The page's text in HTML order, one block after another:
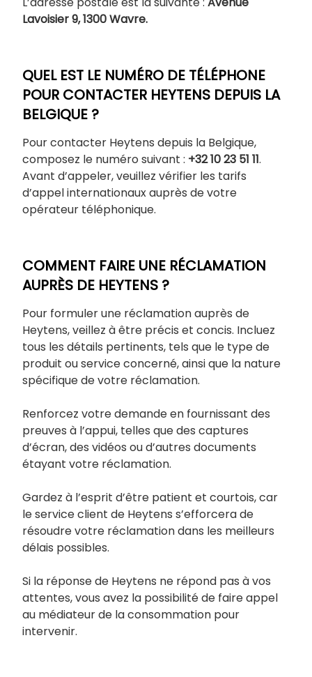
Lavoisier 9, 1300 Wavre.
QUEL EST LE NUMÉRO DE TÉLÉPHONE
POUR CONTACTER HEYTENS DEPUIS LA
BELGIQUE ?
Pour contacter Heytens depuis la Belgique,
composez le numéro suivant : +32 10 23 51 11.
Avant d’appeler, veuillez vérifier les tarifs
d’appel internationaux auprès de votre
opérateur téléphonique.
COMMENT FAIRE UNE RÉCLAMATION
AUPRÈS DE HEYTENS ?
Pour formuler une réclamation auprès de
Heytens, veillez à être précis et concis. Incluez
tous les détails pertinents, tels que le type de
produit ou service concerné, ainsi que la nature
spécifique de votre réclamation.
Renforcez votre demande en fournissant des
preuves à l’appui, telles que des captures
d’écran, des vidéos ou d’autres documents
étayant votre réclamation.
Gardez à l’esprit d’être patient et courtois, car
le service client de Heytens s’efforcera de
résoudre votre réclamation dans les meilleurs
délais possibles.
Si la réponse de Heytens ne répond pas à vos
attentes, vous avez la possibilité de faire appel
au médiateur de la consommation pour
intervenir.